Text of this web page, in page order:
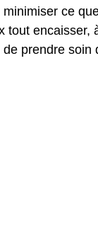
minimiser ce
tout encaisser,
de prendre soin